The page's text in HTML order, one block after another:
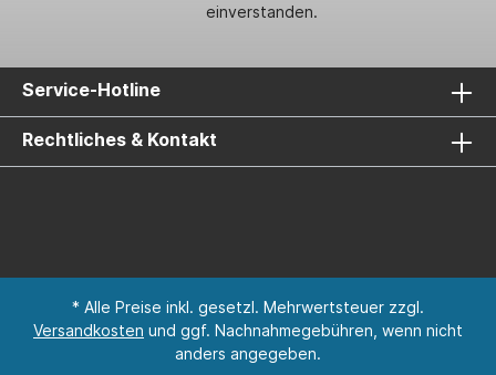
einverstanden.
Service-Hotline
Rechtliches & Kontakt
* Alle Preise inkl. gesetzl. Mehrwertsteuer zzgl.
Versandkosten und ggf. Nachnahmegebühren, wenn nicht
anders angegeben.